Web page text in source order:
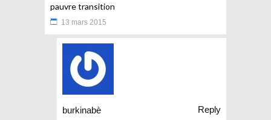
pauvre transition
13 mars 2015
burkinabè
Reply